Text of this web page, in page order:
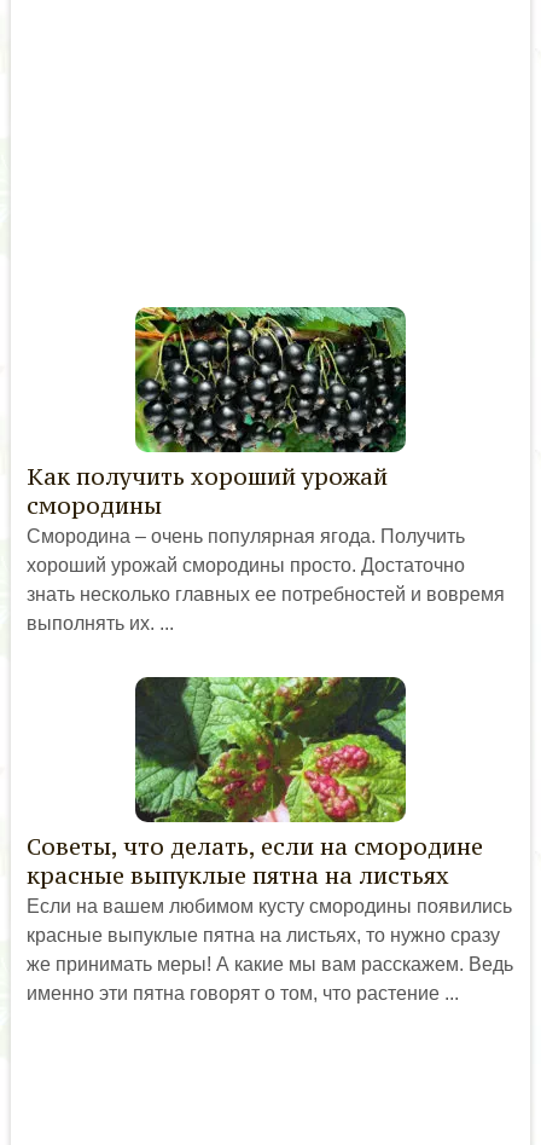
Как получить хороший урожай
смородины
Смородина – очень популярная ягода. Получить
хороший урожай смородины просто. Достаточно
знать несколько главных ее потребностей и вовремя
выполнять их. ...
Советы, что делать, если на смородине
красные выпуклые пятна на листьях
Если на вашем любимом кусту смородины появились
красные выпуклые пятна на листьях, то нужно сразу
же принимать меры! А какие мы вам расскажем. Ведь
именно эти пятна говорят о том, что растение ...